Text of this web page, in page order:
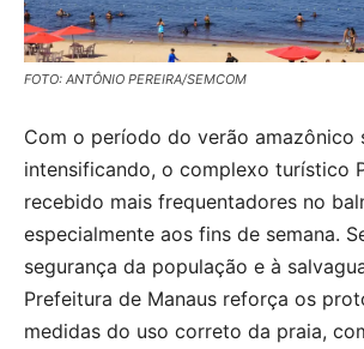
FOTO: ANTÔNIO PEREIRA/SEMCOM
Com o período do verão amazônico
intensificando, o complexo turístico
recebido mais frequentadores no
especialmente aos fins de semana.
segurança da população e à
Prefeitura de Manaus reforça os
medidas do uso correto da praia,